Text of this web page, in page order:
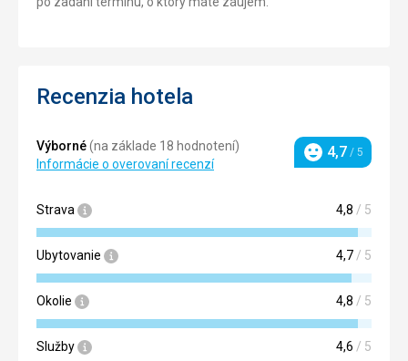
Recenzia hotela
Výborné(na základe 18 hodnotení)
Informácie o overovaní recenzí
Hodnotenie
4,7 / 5
Strava 4,8 / 5
Ubytovanie 4,7/ 5
Okolie 4,8 / 5
Služby 4,6 / 5